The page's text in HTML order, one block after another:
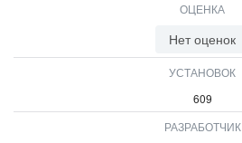
ОЦЕНКА
Нет оценок
УСТАНОВОК
609
РАЗРАБОТЧИК